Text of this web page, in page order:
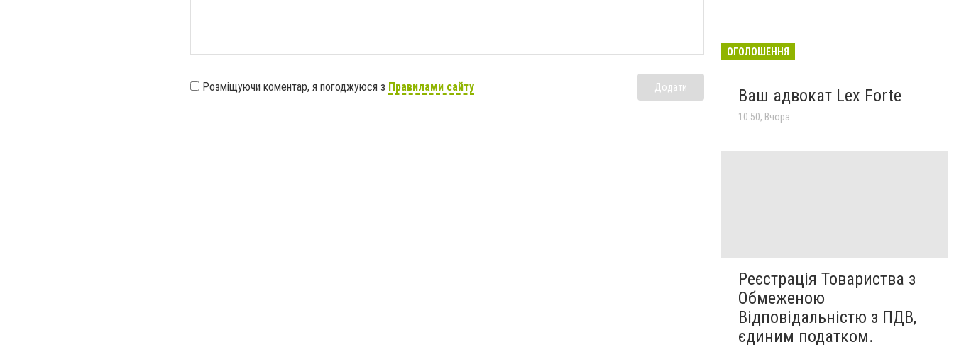
Розміщуючи коментар, я погоджуюся з Правилами сайту Додати
ОГОЛОШЕННЯ
Ваш адвокат Lex Forte
10:50, Вчора
Реєстрація Товариства з
Обмеженою
Відповідальністю з ПДВ,
єдиним податком.